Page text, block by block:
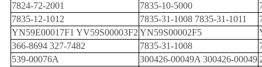
7824-72-2001
7835-10-5000
7835-12-1012
7835-31-1008 7835-31-1011
YN59E00017F1 YV59S00003F2 YN59S00002F5
366-8694 327-7482
7835-31-1008
539-00076A
300426-00049A 300426-00049